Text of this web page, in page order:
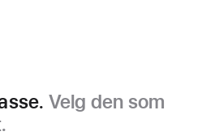
Velg den som